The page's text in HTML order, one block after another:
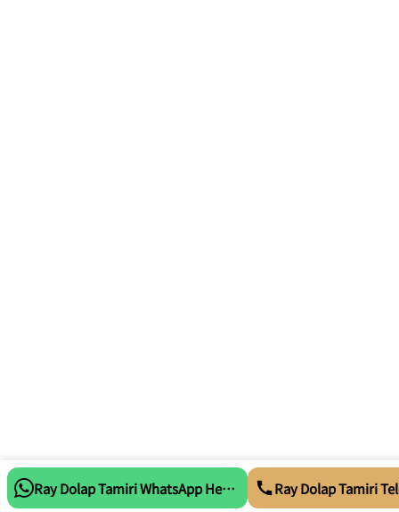
Ray Dolap Tamiri WhatsApp Hemen Ara Ray Dolap Tamiri
Whatsapp Tıkla Mesaj At Telefon